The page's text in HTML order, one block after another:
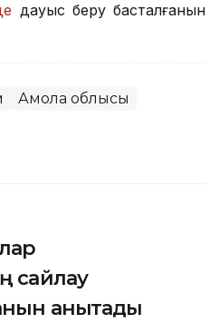
дауыс беру басталғанын
Ақмола облысы
сайлау
анықтады